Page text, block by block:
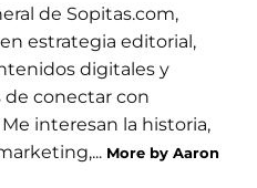
de Sopitas.com,
estrategia editorial,
digitales y
de conectar con
interesan la historia,
More by Aaron